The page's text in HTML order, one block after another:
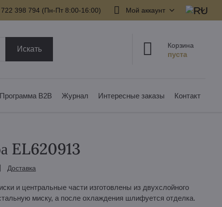
722 398 794​ (Пн-Пт 8:00-16:00) Мой аккаунт
Искать Корзина
Программа B2B Журнал Интересные заказы Контакт
EL620913
Доставка
и центральные части изготовлены из двухслойного
миску, а после охлаждения шлифуется отделка.